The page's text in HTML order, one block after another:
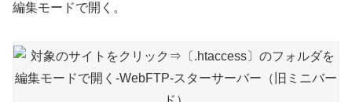
編集モードで開く。